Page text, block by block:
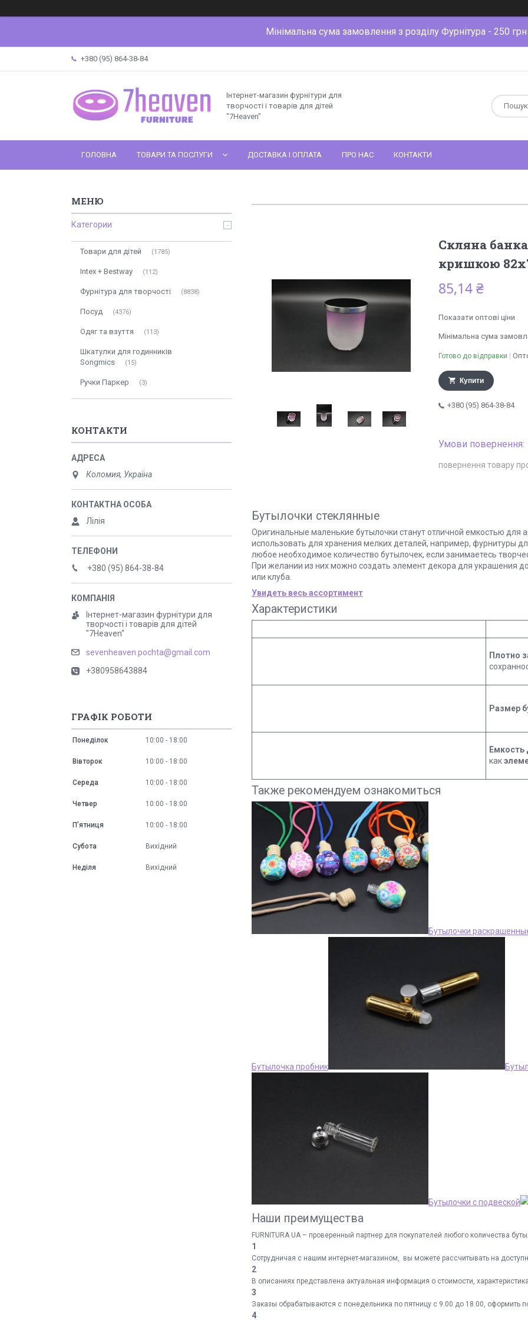
Мінімальна сума замовлення з розділу Фурнітура - 250 грн
+380 (95) 864-38-84
Інтернет-магазин фурнітури для
творчості і товарів для дітей
"7Heaven"
ГОЛОВНА ТОВАРИ ТА ПОСЛУГИ ДОСТАВКА І ОПЛАТА ПРО НАС КОНТАКТИ
Скляна
кришкою
85,14 ₴
Показати оптові ціни
Мінімальна сума
Готово до відправки
Купити
+380 (95) 864-38-84
повернення товару
Бутылочки стеклянные
Оригинальные маленькие бутылочки станут отличной емкостью для
использовать для хранения мелких деталей, например, фурнитуры
любое необходимое количество бутылочек, если занимаетесь
При желании из них можно создать элемент декора для украшения
или клуба.
Увидеть весь ассортимент
Характеристики
Плотно
Размер
Емкость
как
Также рекомендуем ознакомиться
Бутылочки
Бутылочка пробник
Бутылочки с подвеской
Наши преимущества
FURNITURA UA – проверенный партнер для покупателей любого количества
1
Сотрудничая с нашим интернет-магазином, вы можете рассчитывать на
2
В описаниях представлена актуальная информация о стоимости,
3
Заказы обрабатываются с понедельника по пятницу с 9.00 до 18.00, оформить
4
Категории
Товари для дітей 1785
Intex + Bestway 112
Фурнітура для творчості 8838
Посуд 4376
Одяг та взуття 113
Шкатулки для годинників
Songmics
15
Ручки Паркер 3
КОНТАКТИ
Коломия, Україна
Лілія
+380 (95) 864-38-84
Інтернет-магазин фурнітури для
творчості і товарів для дітей
"7Heaven"
sevenheaven.pochta@gmail.com
+380958643884
ГРАФІК РОБОТИ
Понеділок 10:00 18:00
Вівторок 10:00 18:00
Середа 10:00 18:00
Четвер 10:00 18:00
Пʼятниця 10:00 18:00
Субота Вихідний
Неділя Вихідний